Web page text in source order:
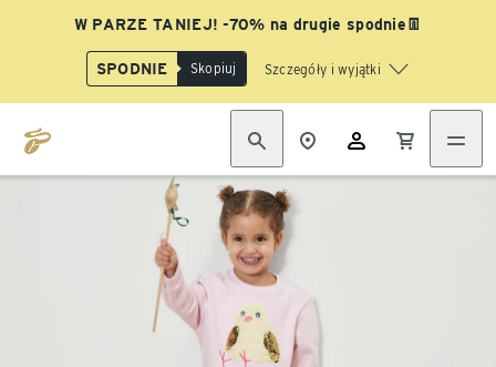
W PARZE TANIEJ! -70% na drugie spodnie👖
SPODNIE Skopiuj Szczegóły i wyjątki